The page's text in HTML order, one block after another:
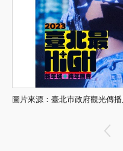
圖片來源：臺北市政府觀光傳播